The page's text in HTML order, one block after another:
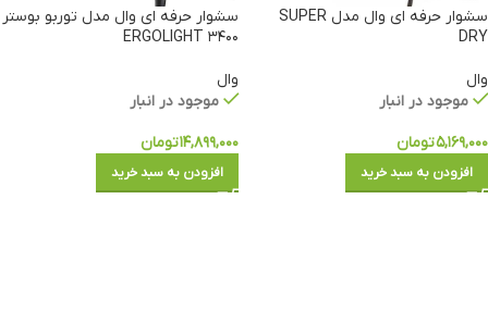
سشوار حرفه ای وال مدل SUPER
DRY
وال
موجود در انبار
۵,۱۶۹,۰۰۰تومان
افزودن به سبد خرید
سشوار حرفه ای وال مدل توربو بوستر
۳۴۰۰ ERGOLIGHT
وال
موجود در انبار
۱۴,۸۹۹,۰۰۰تومان
افزودن به سبد خرید